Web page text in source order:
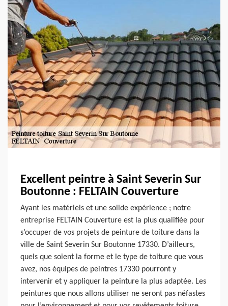
Excellent peintre à Saint Severin Sur
Boutonne : FELTAIN Couverture
Ayant les matériels et une solide expérience ; notre
entreprise FELTAIN Couverture est la plus qualifiée pour
s’occuper de vos projets de peinture de toiture dans la
ville de Saint Severin Sur Boutonne 17330. D’ailleurs,
quels que soient la forme et le type de toiture que vous
avez, nos équipes de peintres 17330 pourront y
intervenir et y appliquer la peinture la plus adaptée. Les
peintures que nous allons utiliser ne seront pas néfastes